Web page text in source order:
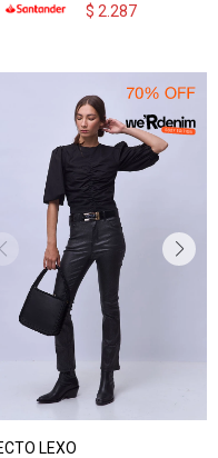
$ 2.287
LEXO